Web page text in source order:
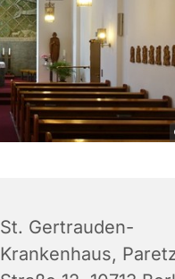
St. Gertrauden-
Krankenhaus,